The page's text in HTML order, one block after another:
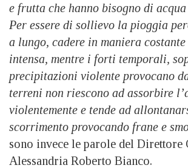
e frutta che hanno bisogno di
Per essere di sollievo la pioggia
a lungo, cadere in maniera
intensa, mentre i forti temporali,
precipitazioni violente provocano
terreni non riescono ad assorbire
violentemente e tende ad
scorrimento provocando frane e
sono invece le parole del Direttore
Alessandria Roberto Bianco.